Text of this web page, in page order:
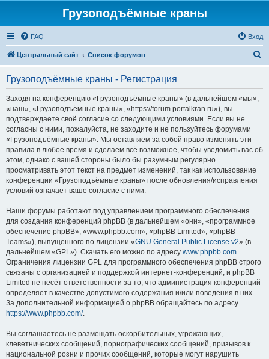
Грузоподъёмные краны
FAQ Вход
Центральный сайт Список форумов
Грузоподъёмные краны - Регистрация
Заходя на конференцию «Грузоподъёмные краны» (в дальнейшем «мы»,
«наш», «Грузоподъёмные краны», «https://forum.portalkran.ru»), вы
подтверждаете своё согласие со следующими условиями. Если вы не
согласны с ними, пожалуйста, не заходите и не пользуйтесь форумами
«Грузоподъёмные краны». Мы оставляем за собой право изменять эти
правила в любое время и сделаем всё возможное, чтобы уведомить вас об
этом, однако с вашей стороны было бы разумным регулярно
просматривать этот текст на предмет изменений, так как использование
конференции «Грузоподъёмные краны» после обновления/исправления
условий означает ваше согласие с ними.
Наши форумы работают под управлением программного обеспечения
для создания конференций phpBB (в дальнейшем «они», «программное
обеспечение phpBB», «www.phpbb.com», «phpBB Limited», «phpBB
Teams»), выпущенного по лицензии «GNU General Public License v2» (в
дальнейшем «GPL»). Скачать его можно по адресу www.phpbb.com.
Ограничения лицензии GPL для программного обеспечения phpBB строго
связаны с организацией и поддержкой интернет-конференций, и phpBB
Limited не несёт ответственности за то, что администрация конференций
определяет в качестве допустимого содержания и/или поведения в них.
За дополнительной информацией о phpBB обращайтесь по адресу
https://www.phpbb.com/.
Вы соглашаетесь не размещать оскорбительных, угрожающих,
клеветнических сообщений, порнографических сообщений, призывов к
национальной розни и прочих сообщений, которые могут нарушить